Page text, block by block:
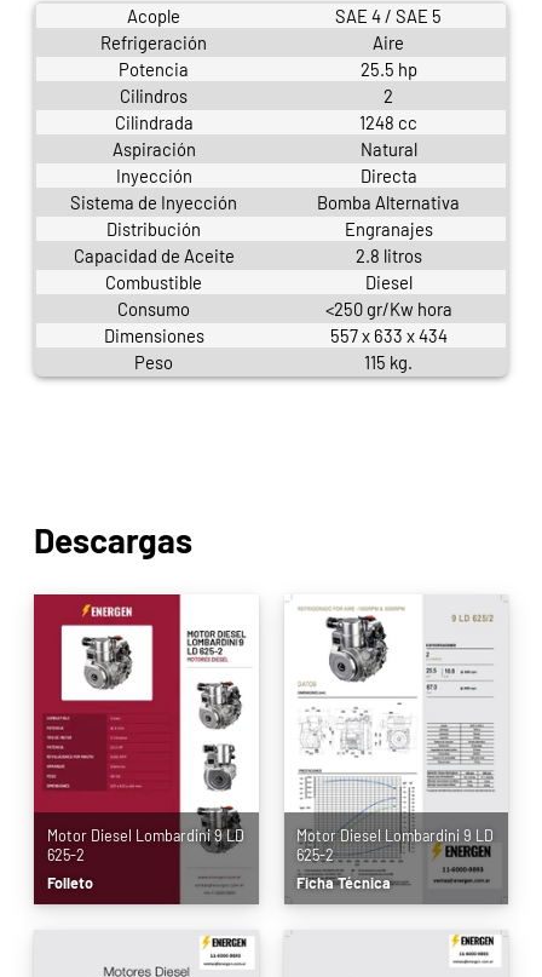
Acople
SAE 4 / SAE 5
Refrigeración
Aire
Potencia
25.5 hp
Cilindros
2
Cilindrada
1248 cc
Aspiración
Natural
Inyección
Directa
Sistema de Inyección
Bomba Alternativa
Distribución
Engranajes
Capacidad de Aceite
2.8 litros
Combustible
Diesel
Consumo
<250 gr/Kw hora
Dimensiones
557 x 633 x 434
Peso
115 kg.
Descargas
Motor Diesel Lombardini 9 LD
625-2
Folleto
Motor Diesel Lombardini 9 LD
625-2
Ficha Técnica